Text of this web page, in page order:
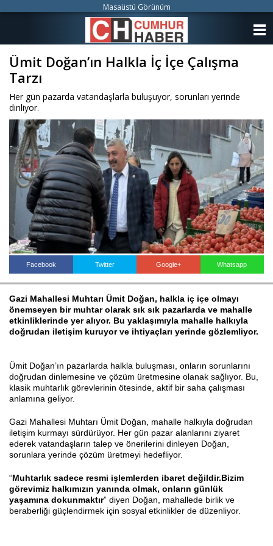
Ümit Doğan’ın Halkla İç İçe Çalışma
Tarzı
Her gün pazarda vatandaşlarla buluşuyor, sorunları yerinde
dinliyor.
Facebook Twitter Google+ Whatsapp
Gazi Mahallesi Muhtarı Ümit Doğan, halkla iç içe olmayı
önemseyen bir muhtar olarak sık sık pazarlarda ve mahalle
etkinliklerinde yer alıyor. Bu yaklaşımıyla mahalle halkıyla
doğrudan iletişim kuruyor ve ihtiyaçları yerinde gözlemliyor.
Ümit Doğan’ın pazarlarda halkla buluşması, onların sorunlarını
doğrudan dinlemesine ve çözüm üretmesine olanak sağlıyor. Bu,
klasik muhtarlık görevlerinin ötesinde, aktif bir saha çalışması
anlamına geliyor.
Gazi Mahallesi Muhtarı Ümit Doğan, mahalle halkıyla doğrudan
iletişim kurmayı sürdürüyor. Her gün pazar alanlarını ziyaret
ederek vatandaşların talep ve önerilerini dinleyen Doğan,
sorunlara yerinde çözüm üretmeyi hedefliyor.
“Muhtarlık sadece resmi işlemlerden ibaret değildir.Bizim
görevimiz halkımızın yanında olmak, onların günlük
yaşamına dokunmaktır” diyen Doğan, mahallede birlik ve
beraberliği güçlendirmek için sosyal etkinlikler de düzenliyor.
Masaüstü Görünüm
KATEGORİLER
VİDEO GALERİ
KÜNYE
İLETİŞİM
Haberin Doğru Adresi.